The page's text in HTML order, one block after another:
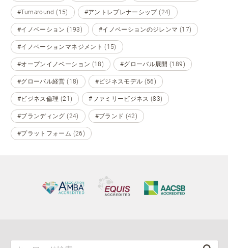
#Turnaround (15) #アントレプレナーシップ (24)
#イノベーション (193) #イノベーションのジレンマ (17)
#イノベーションマネジメント (15)
#オープンイノベーション (18) #グローバル展開 (189)
#グローバル経営 (18) #ビジネスモデル (56)
#ビジネス倫理 (21) #ファミリービジネス (83)
#ブランディング (24) #ブランド (42)
#プラットフォーム (26)